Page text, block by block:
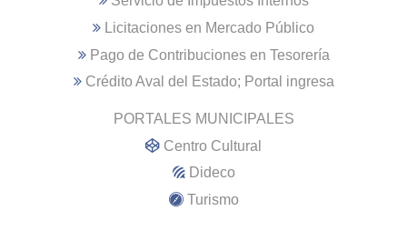
Licitaciones en Mercado Público
Pago de Contribuciones en Tesorería
Crédito Aval del Estado; Portal ingresa
PORTALES MUNICIPALES
Centro Cultural
Dideco
Turismo